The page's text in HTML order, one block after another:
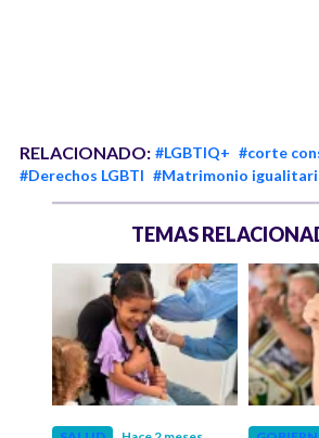
RELACIONADO: #LGBTIQ+ #corte
#Derechos LGBTI #Matrimonio
TEMAS